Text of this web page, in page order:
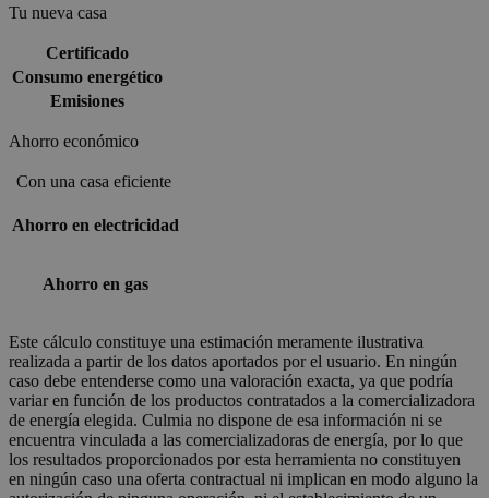
Tu nueva casa
Certificado
Consumo energético
Emisiones
Ahorro económico
Con una casa eficiente
Ahorro en electricidad
Ahorro en gas
Este cálculo constituye una estimación meramente ilustrativa
realizada a partir de los datos aportados por el usuario. En ningún
caso debe entenderse como una valoración exacta, ya que podría
variar en función de los productos contratados a la comercializadora
de energía elegida. Culmia no dispone de esa información ni se
encuentra vinculada a las comercializadoras de energía, por lo que
los resultados proporcionados por esta herramienta no constituyen
en ningún caso una oferta contractual ni implican en modo alguno la